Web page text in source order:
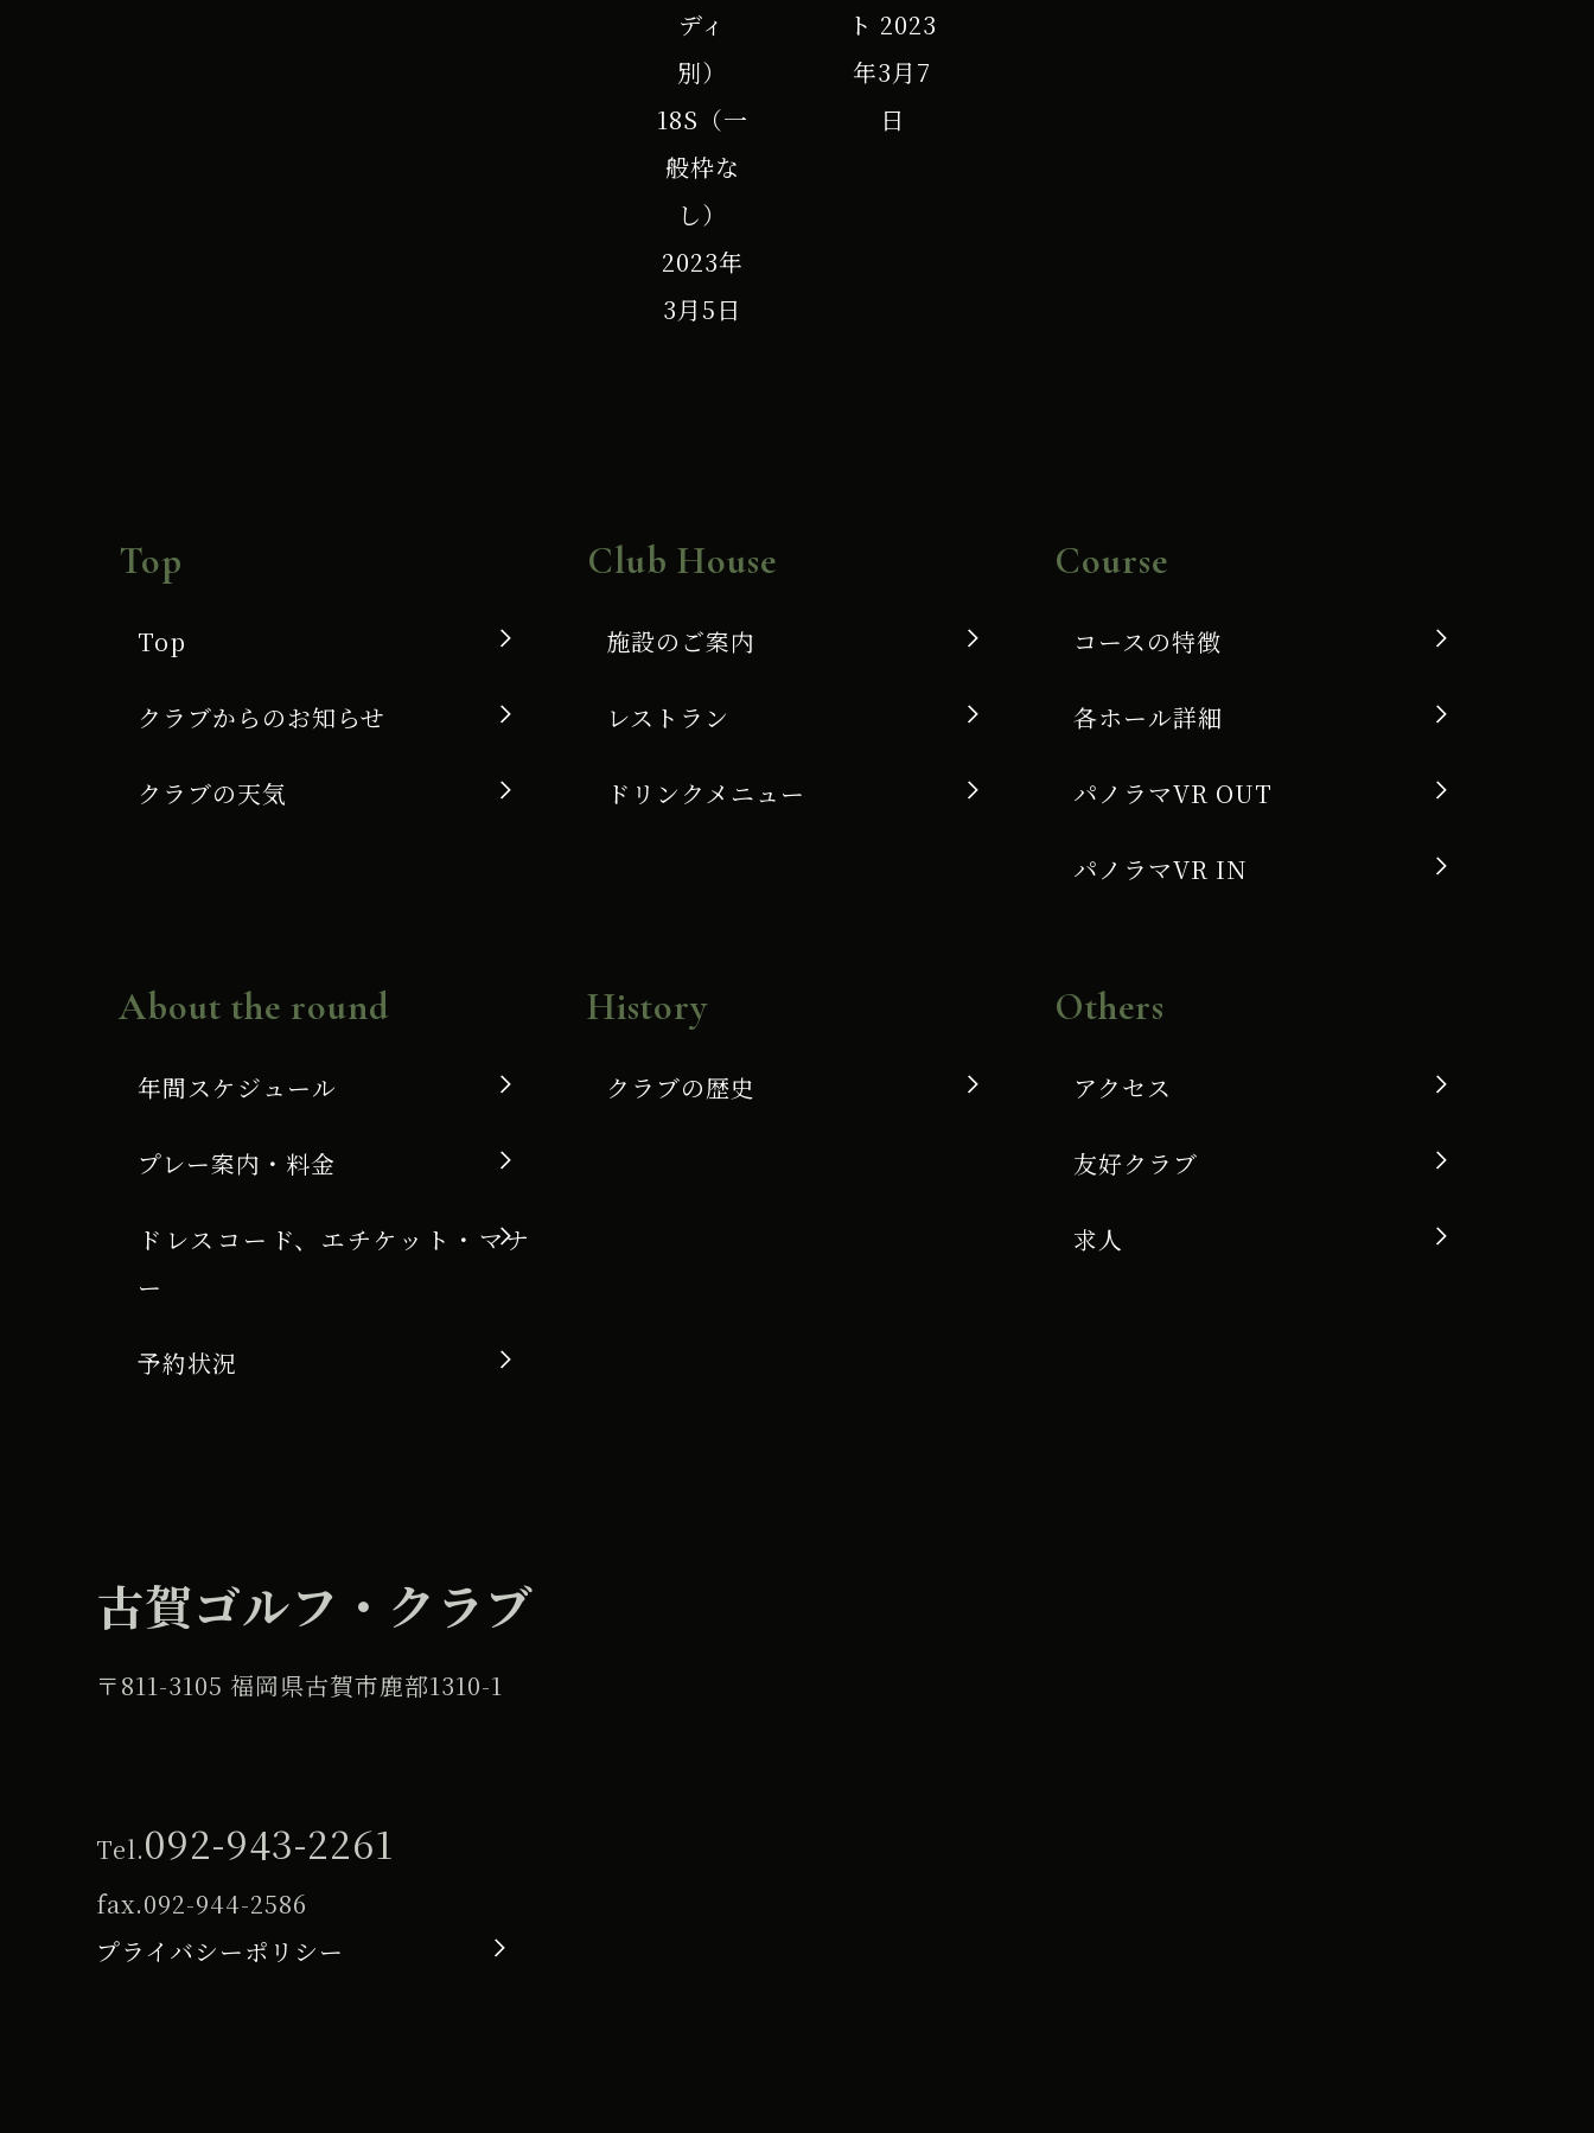
ディ
別）
18S（一
般枠な
し）
2023年
3月5日
ト 2023
年3月7
日
Top
Top
クラブからのお知らせ
クラブの天気
Club House
施設のご案内
レストラン
ドリンクメニュー
Course
コースの特徴
各ホール詳細
パノラマVR OUT
パノラマVR IN
About the round
年間スケジュール
プレー案内・料金
ドレスコード、エチケット・マナ
ー
予約状況
History
クラブの歴史
Others
アクセス
友好クラブ
求人
古賀ゴルフ・クラブ
〒811-3105 福岡県古賀市鹿部1310-1
Tel.092-943-2261
fax.092-944-2586
プライバシーポリシー